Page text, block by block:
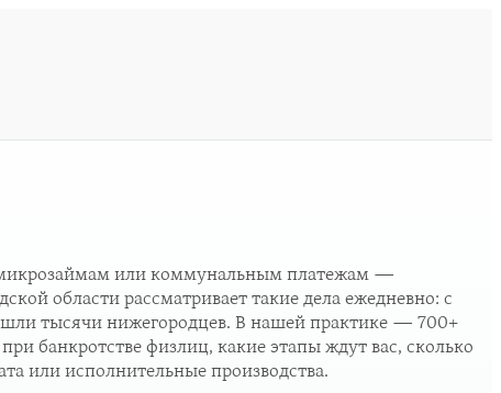
микрозаймам или коммунальным платежам —
области рассматривает такие дела ежедневно: с
тысячи нижегородцев. В нашей практике — 700+
банкротстве физлиц, какие этапы ждут вас, сколько
или исполнительные производства.